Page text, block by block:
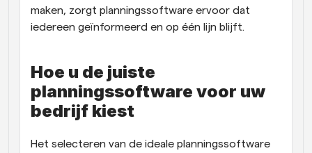
maken, zorgt planningssoftware ervoor dat
iedereen geïnformeerd en op één lijn blijft.
Hoe u de juiste
planningssoftware voor uw
bedrijf kiest
Het selecteren van de ideale planningssoftware